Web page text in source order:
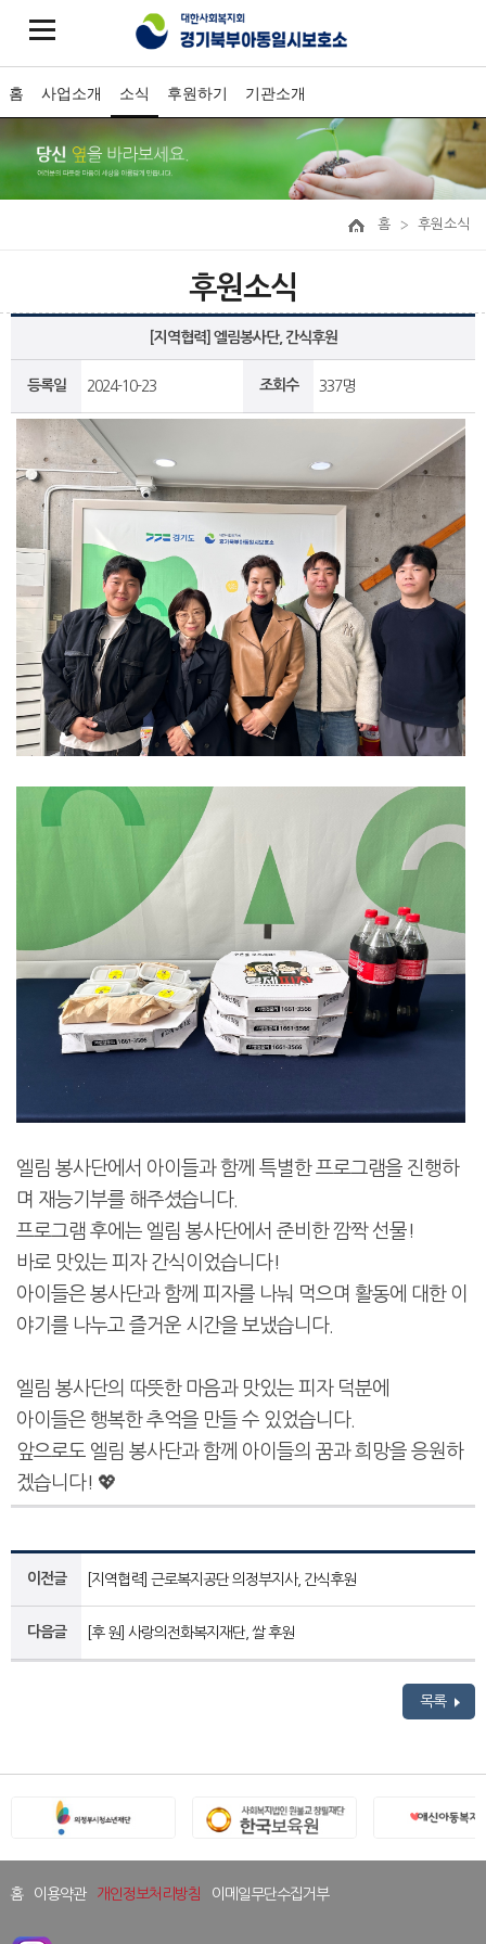
홈 사업소개 소식 후원하기 기관소개
홈 후원소식
후원소식
[지역협력] 엘림봉사단, 간식후원
등록일 2024-10-23 조회수 337명
엘림 봉사단에서 아이들과 함께 특별한 프로그램을 진행하
며 재능기부를 해주셨습니다.
프로그램 후에는 엘림 봉사단에서 준비한 깜짝 선물!
바로 맛있는 피자 간식이었습니다!
아이들은 봉사단과 함께 피자를 나눠 먹으며 활동에 대한 이
야기를 나누고 즐거운 시간을 보냈습니다.
엘림 봉사단의 따뜻한 마음과 맛있는 피자 덕분에
아이들은 행복한 추억을 만들 수 있었습니다.
앞으로도 엘림 봉사단과 함께 아이들의 꿈과 희망을 응원하
겠습니다! 💖
이전글 [지역협력] 근로복지공단 의정부지사, 간식후원
다음글 [후 원] 사랑의전화복지재단, 쌀 후원
목록
홈 이용약관 개인정보처리방침 이메일무단수집거부